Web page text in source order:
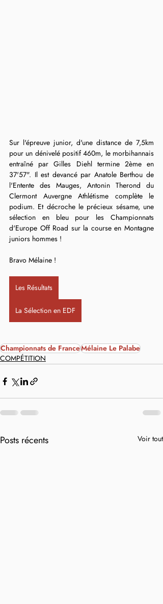
Sur l'épreuve junior, d'une distance de 7,5km
pour un dénivelé positif 460m, le morbihannais
entraîné par Gilles Diehl termine 2ème en
37'57". Il est devancé par Anatole Berthou de
l'Entente des Mauges, Antonin Therond du
Clermont Auvergne Athlétisme complète le
podium. Et décroche le précieux sésame, une
sélection en bleu pour les Championnats
d'Europe Off Road sur la course en Montagne
juniors hommes !
Bravo Mélaine !
Les Résultats
La Sélection en EDF
Championnats de FranceMélaine Le Palabe
COMPÉTITION
Posts récents Voir tout